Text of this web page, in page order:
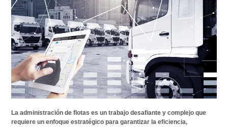
La administración de flotas es un trabajo desafiante y complejo que
requiere un enfoque estratégico para garantizar la eficiencia,